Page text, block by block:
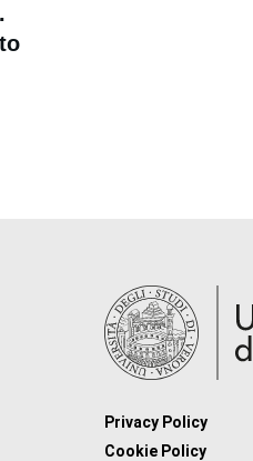
Privacy Policy
Cookie Policy